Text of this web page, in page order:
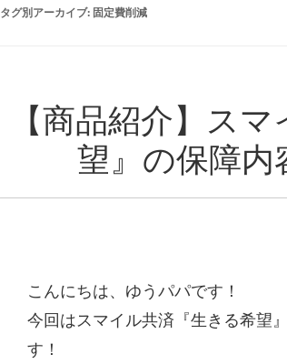
タグ別アーカイブ: 固定費削減
【商品紹介】ス
望』の保障内
こんにちは、ゆうパパです！
今回はスマイル共済『生きる希望
す！